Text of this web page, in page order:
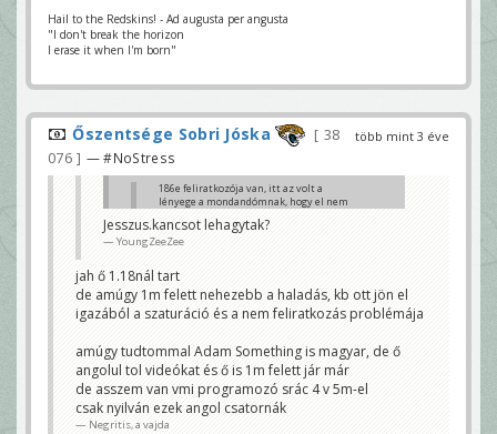
Hail to the Redskins! - Ad augusta per angusta
"I don't break the horizon
I erase it when I'm born"
több mint 3 éve
Őszentsége Sobri Jóska
38
076
— #NoStress
186e feliratkozója van, itt az volt a
lényege a mondandómnak, hogy el nem
érdekel 😊
NB2
Értettem amúgy. 😀 Ha belegondolsz ez amúgy a
magyar lakosság ~2 százaléka. Pamkutyának 1,36
millió van most és ha jól látom ezzel a
"legfeliratkozottabb" csatorna itthon.
Jesszus.kancsot lehagytak?
YoungZeeZee
jah ő 1.18nál tart
de amúgy 1m felett nehezebb a haladás, kb ott jön el
igazából a szaturáció és a nem feliratkozás problémája
amúgy tudtommal Adam Something is magyar, de ő
angolul tol videókat és ő is 1m felett jár már
de asszem van vmi programozó srác 4 v 5m-el
csak nyilván ezek angol csatornák
Negritis, a vajda